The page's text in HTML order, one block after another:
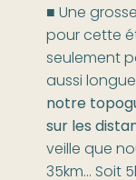
■ Une
pour cette
seulement
aussi
notre
sur les
veille que
35km… Soit